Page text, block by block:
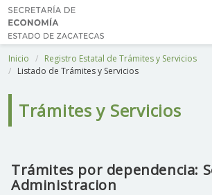
Inicio
Registro Estatal de Trámites y Servicios
Listado de Trámites y Servicios
Trámites y Servicios
Trámites por dependencia:
Administracion